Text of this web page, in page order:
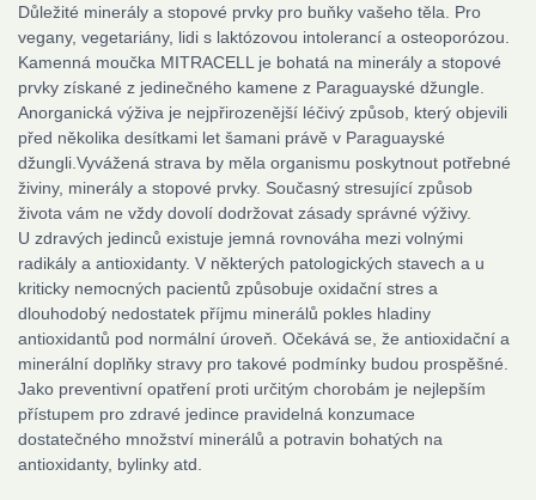
Důležité minerály a stopové prvky pro buňky vašeho těla. Pro
vegany, vegetariány, lidi s laktózovou intolerancí a osteoporózou.
Kamenná moučka MITRACELL je bohatá na minerály a stopové
prvky získané z jedinečného kamene z Paraguayské džungle.
Anorganická výživa je nejpřirozenější léčivý způsob, který objevili
před několika desítkami let šamani právě v Paraguayské
džungli.Vyvážená strava by měla organismu poskytnout potřebné
živiny, minerály a stopové prvky. Současný stresující způsob
života vám ne vždy dovolí dodržovat zásady správné výživy.
U zdravých jedinců existuje jemná rovnováha mezi volnými
radikály a antioxidanty. V některých patologických stavech a u
kriticky nemocných pacientů způsobuje oxidační stres a
dlouhodobý nedostatek příjmu minerálů pokles hladiny
antioxidantů pod normální úroveň. Očekává se, že antioxidační a
minerální doplňky stravy pro takové podmínky budou prospěšné.
Jako preventivní opatření proti určitým chorobám je nejlepším
přístupem pro zdravé jedince pravidelná konzumace
dostatečného množství minerálů a potravin bohatých na
antioxidanty, bylinky atd.